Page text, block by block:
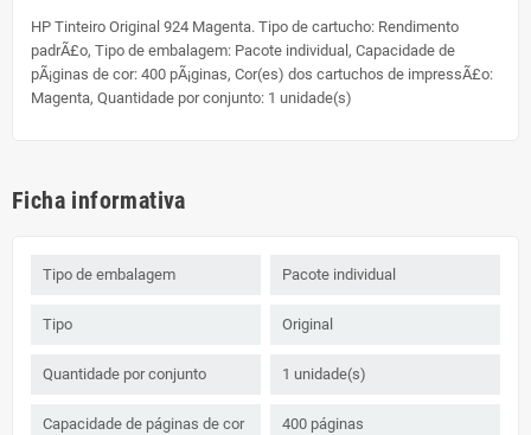
HP Tinteiro Original 924 Magenta. Tipo de cartucho: Rendimento
padrÃ£o, Tipo de embalagem: Pacote individual, Capacidade de
pÃ¡ginas de cor: 400 pÃ¡ginas, Cor(es) dos cartuchos de impressÃ£o:
Magenta, Quantidade por conjunto: 1 unidade(s)
Ficha informativa
Tipo de embalagem Pacote individual
Tipo Original
Quantidade por conjunto 1 unidade(s)
Capacidade de páginas de cor 400 páginas